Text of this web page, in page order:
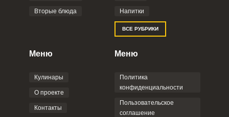
Отправляя эту форму, вы соглашаетесь с
Политикой
Пользовательским
соглашением
Вторые блюда Напитки
ВСЕ РУБРИКИ
Меню
Кулинары
О проекте
Контакты
Меню
Политика
конфиденциальности
Пользовательское
соглашение